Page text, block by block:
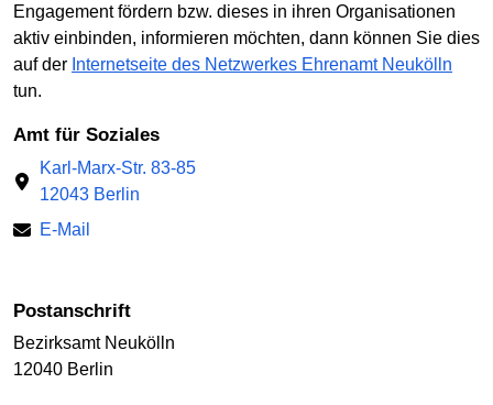
Engagement fördern bzw. dieses in ihren Organisationen
aktiv einbinden, informieren möchten, dann können Sie dies
auf der Internetseite des Netzwerkes Ehrenamt Neukölln
tun.
Amt für Soziales
Karl-Marx-Str. 83-85
12043 Berlin
E-Mail
Postanschrift
Bezirksamt Neukölln
12040 Berlin